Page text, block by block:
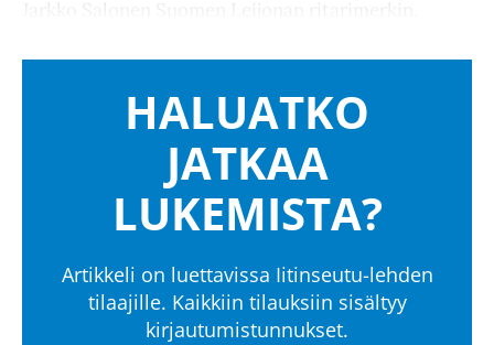
HALUATKO
JATKAA
LUKEMISTA?
Artikkeli on luettavissa Iitinseutu-lehden
tilaajille. Kaikkiin tilauksiin sisältyy
kirjautumistunnukset.